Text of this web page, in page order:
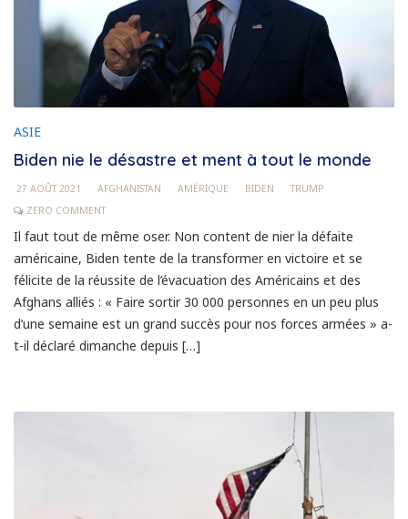
ASIE
Biden nie le désastre et ment à tout le monde
27 AOÛT 2021 AFGHANISTAN AMÉRIQUE BIDEN
TRUMP
ZERO COMMENT
Il faut tout de même oser. Non content de nier la défaite
américaine, Biden tente de la transformer en victoire et se
félicite de la réussite de l’évacuation des Américains et des
Afghans alliés : « Faire sortir 30 000 personnes en un peu plus
d’une semaine est un grand succès pour nos forces armées » a-
t-il déclaré dimanche depuis […]